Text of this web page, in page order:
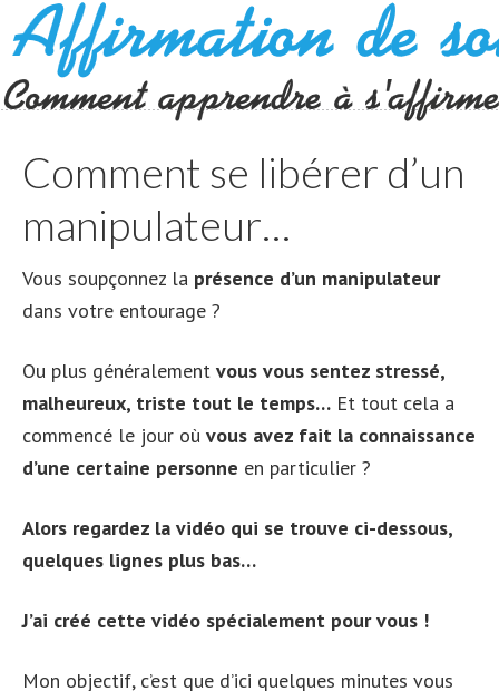
Comment se libérer d’un
manipulateur…
Vous soupçonnez la présence d’un manipulateur
dans votre entourage ?
Ou plus généralement vous vous sentez stressé,
malheureux, triste tout le temps… Et tout cela a
commencé le jour où vous avez fait la connaissance
d’une certaine personne en particulier ?
Alors regardez la vidéo qui se trouve ci-dessous,
quelques lignes plus bas…
J’ai créé cette vidéo spécialement pour vous !
Mon objectif, c’est que d’ici quelques minutes vous